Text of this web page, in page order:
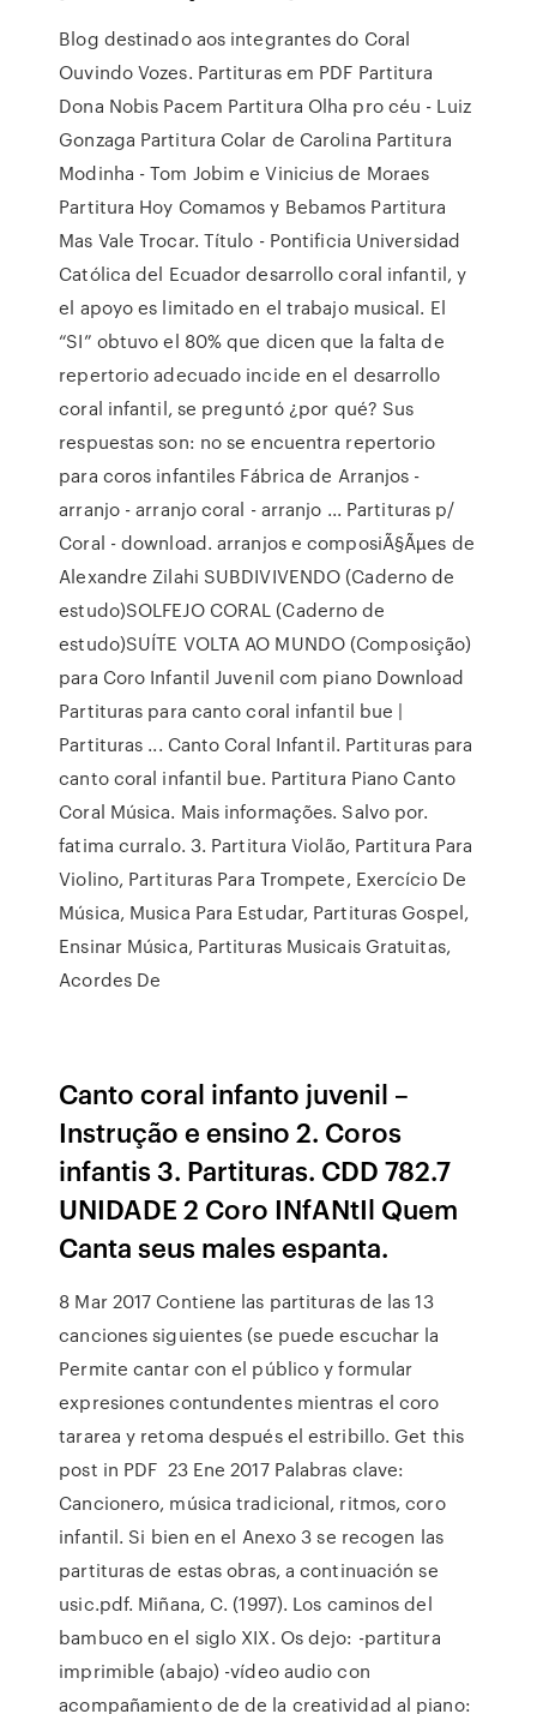
Blog destinado aos integrantes do Coral
Ouvindo Vozes. Partituras em PDF Partitura
Dona Nobis Pacem Partitura Olha pro céu - Luiz
Gonzaga Partitura Colar de Carolina Partitura
Modinha - Tom Jobim e Vinicius de Moraes
Partitura Hoy Comamos y Bebamos Partitura
Mas Vale Trocar. Título - Pontificia Universidad
Católica del Ecuador desarrollo coral infantil, y
el apoyo es limitado en el trabajo musical. El
“SI” obtuvo el 80% que dicen que la falta de
repertorio adecuado incide en el desarrollo
coral infantil, se preguntó ¿por qué? Sus
respuestas son: no se encuentra repertorio
para coros infantiles Fábrica de Arranjos -
arranjo - arranjo coral - arranjo ... Partituras p/
Coral - download. arranjos e composiÃ§Ãµes de
Alexandre Zilahi SUBDIVIVENDO (Caderno de
estudo)SOLFEJO CORAL (Caderno de
estudo)SUÍTE VOLTA AO MUNDO (Composição)
para Coro Infantil Juvenil com piano Download
Partituras para canto coral infantil bue |
Partituras ... Canto Coral Infantil. Partituras para
canto coral infantil bue. Partitura Piano Canto
Coral Música. Mais informações. Salvo por.
fatima curralo. 3. Partitura Violão, Partitura Para
Violino, Partituras Para Trompete, Exercício De
Música, Musica Para Estudar, Partituras Gospel,
Ensinar Música, Partituras Musicais Gratuitas,
Acordes De
Canto coral infanto juvenil –
Instrução e ensino 2. Coros
infantis 3. Partituras. CDD 782.7
UNIDADE 2 Coro INfANtIl Quem
Canta seus males espanta.
8 Mar 2017 Contiene las partituras de las 13
canciones siguientes (se puede escuchar la
Permite cantar con el público y formular
expresiones contundentes mientras el coro
tararea y retoma después el estribillo. Get this
post in PDF 23 Ene 2017 Palabras clave:
Cancionero, música tradicional, ritmos, coro
infantil. Si bien en el Anexo 3 se recogen las
partituras de estas obras, a continuación se
usic.pdf. Miñana, C. (1997). Los caminos del
bambuco en el siglo XIX. Os dejo: -partitura
imprimible (abajo) -vídeo audio con
acompañamiento de de la creatividad al piano: